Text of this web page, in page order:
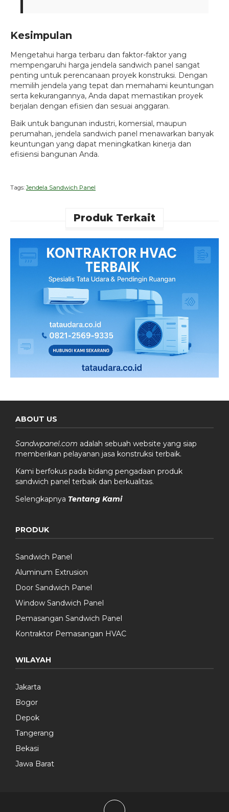
Kesimpulan
Mengetahui harga terbaru dan faktor-faktor yang
mempengaruhi harga jendela sandwich panel sangat
penting untuk perencanaan proyek konstruksi. Dengan
memilih jendela yang tepat dan memahami keuntungan
serta kekurangannya, Anda dapat memastikan proyek
berjalan dengan efisien dan sesuai anggaran.
Baik untuk bangunan industri, komersial, maupun
perumahan, jendela sandwich panel menawarkan banyak
keuntungan yang dapat meningkatkan kinerja dan
efisiensi bangunan Anda.
Tags:Jendela Sandwich Panel
Produk Terkait
ABOUT US
Sandwpanel.com adalah sebuah website yang siap
memberikan pelayanan jasa konstruksi terbaik.
Kami berfokus pada bidang pengadaan produk
sandwich panel terbaik dan berkualitas.
Selengkapnya Tentang Kami
PRODUK
Sandwich Panel
Aluminum Extrusion
Door Sandwich Panel
Window Sandwich Panel
Pemasangan Sandwich Panel
Kontraktor Pemasangan HVAC
WILAYAH
Jakarta
Bogor
Depok
Tangerang
Bekasi
Jawa Barat